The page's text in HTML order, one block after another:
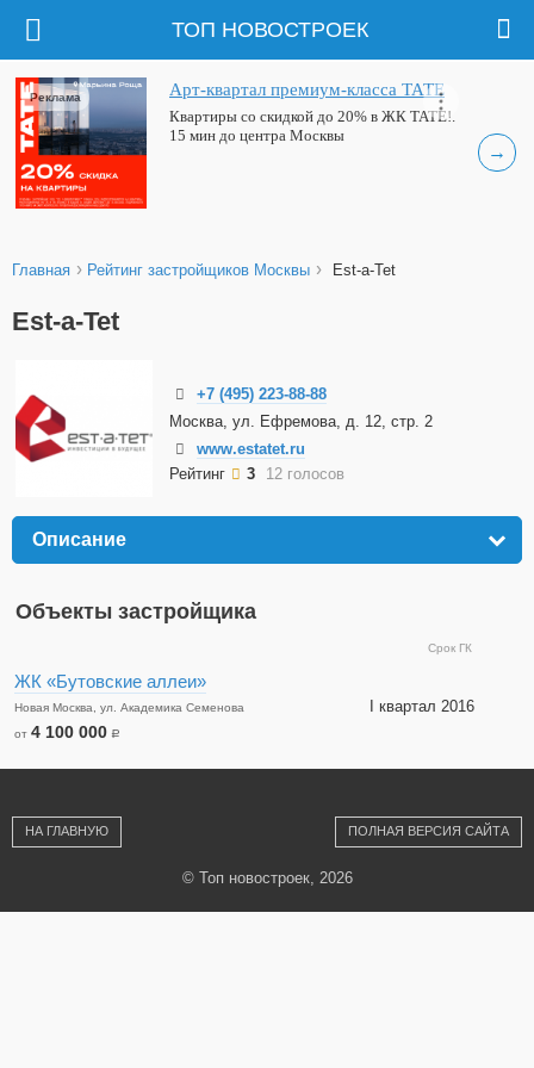
ТОП НОВОСТРОЕК
→
Арт-квартал премиум-класса ТАТЕ
Квартиры со скидкой до 20% в ЖК ТАТЕ!.
15 мин до центра Москвы
Реклама
Главная › Рейтинг застройщиков Москвы › Est-a-Tet
Est-a-Tet
+7 (495) 223-88-88
Москва, ул. Ефремова, д. 12, стр. 2
www.estatet.ru
Рейтинг
3 12 голосов
Описание
Объекты застройщика
Срок ГК
ЖК «Бутовские аллеи»
Новая Москва, ул. Академика Семенова
от 4 100 000 a
I квартал 2016
НА ГЛАВНУЮ ПОЛНАЯ ВЕРСИЯ САЙТА
© Топ новостроек, 2026